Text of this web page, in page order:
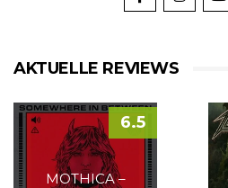
AKTUELLE REVIEWS
MOTHICA –
6.5